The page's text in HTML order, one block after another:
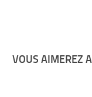
VOUS AIMEREZ